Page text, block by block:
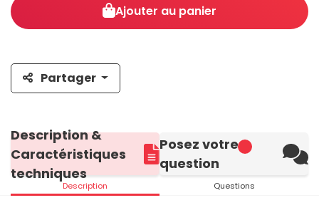
Ajouter au panier
Partager
Description &
Caractéristiques
techniques
Description
Posez votre
question
Questions